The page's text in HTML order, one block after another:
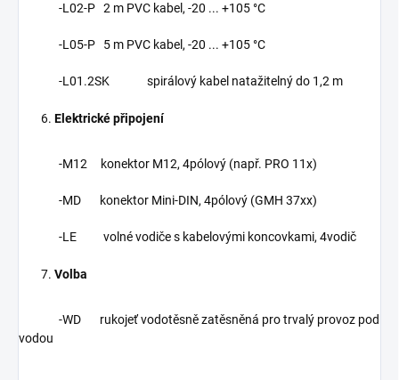
-L02-P 2 m PVC kabel, -20 ... +105 °C
-L05-P 5 m PVC kabel, -20 ... +105 °C
-L01.2SK spirálový kabel natažitelný do 1,2 m
Elektrické připojení
-M12 konektor M12, 4pólový (např. PRO 11x)
-MD konektor Mini-DIN, 4pólový (GMH 37xx)
-LE volné vodiče s kabelovými koncovkami, 4vodič
Volba
-WD rukojeť vodotěsně zatěsněná pro trvalý provoz pod
vodou